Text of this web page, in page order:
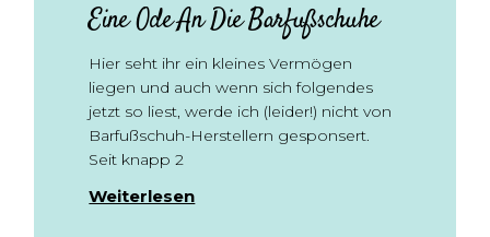
Eine Ode An Die Barfußschuhe
Hier seht ihr ein kleines Vermögen
liegen und auch wenn sich folgendes
jetzt so liest, werde ich (leider!) nicht von
Barfußschuh-Herstellern gesponsert.
Seit knapp 2
Weiterlesen